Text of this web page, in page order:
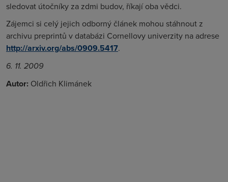
sledovat útočníky za zdmi budov, říkají oba vědci.
Zájemci si celý jejich odborný článek mohou stáhnout z
archivu preprintů v databázi Cornellovy univerzity na adrese
http://arxiv.org/abs/0909.5417.
6. 11. 2009
Autor: Oldřich Klimánek